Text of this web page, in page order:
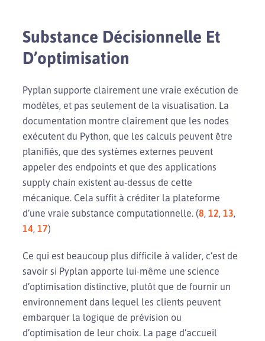
Substance Décisionnelle Et
D’optimisation
Pyplan supporte clairement une vraie exécution de
modèles, et pas seulement de la visualisation. La
documentation montre clairement que les nodes
exécutent du Python, que les calculs peuvent être
planifiés, que des systèmes externes peuvent
appeler des endpoints et que des applications
supply chain existent au-dessus de cette
mécanique. Cela suffit à créditer la plateforme
d’une vraie substance computationnelle. (8, 12, 13,
14, 17)
Ce qui est beaucoup plus difficile à valider, c’est de
savoir si Pyplan apporte lui-même une science
d’optimisation distinctive, plutôt que de fournir un
environnement dans lequel les clients peuvent
embarquer la logique de prévision ou
d’optimisation de leur choix. La page d’accueil